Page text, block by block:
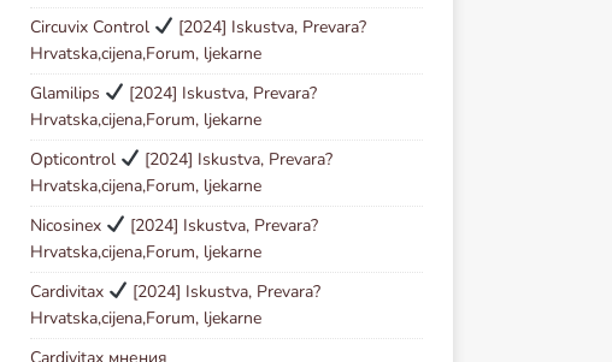
Circuvix Control
[2024] Iskustva, Prevara?
Hrvatska,cijena,Forum, ljekarne
Glamilips
[2024] Iskustva, Prevara?
Hrvatska,cijena,Forum, ljekarne
Opticontrol
[2024] Iskustva, Prevara?
Hrvatska,cijena,Forum, ljekarne
Nicosinex
[2024] Iskustva, Prevara?
Hrvatska,cijena,Forum, ljekarne
Cardivitax
[2024] Iskustva, Prevara?
Hrvatska,cijena,Forum, ljekarne